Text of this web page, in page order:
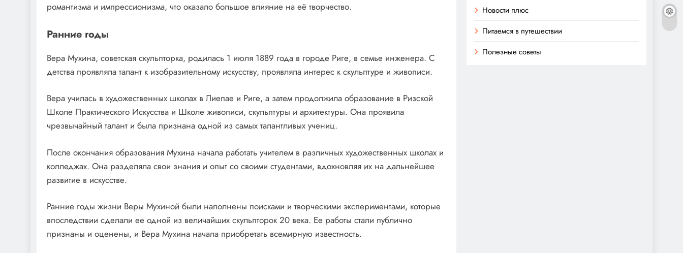
романтизма и импрессионизма, что оказало большое влияние на её творчество.
Ранние годы
Вера Мухина, советская скульпторка, родилась 1 июля 1889 года в городе Риге, в семье инженера. С
детства проявляла талант к изобразительному искусству, проявляла интерес к скульптуре и живописи.
Вера училась в художественных школах в Лиепае и Риге, а затем продолжила образование в Ризской
Школе Практического Искусства и Школе живописи, скульптуры и архитектуры. Она проявила
чрезвычайный талант и была признана одной из самых талантливых учениц.
После окончания образования Мухина начала работать учителем в различных художественных школах и
колледжах. Она разделяла свои знания и опыт со своими студентами, вдохновляя их на дальнейшее
развитие в искусстве.
Ранние годы жизни Веры Мухиной были наполнены поисками и творческими экспериментами, которые
впоследствии сделали ее одной из величайших скульпторок 20 века. Ее работы стали публично
признаны и оценены, и Вера Мухина начала приобретать всемирную известность.
Новости плюс
Питаемся в путешествии
Полезные советы